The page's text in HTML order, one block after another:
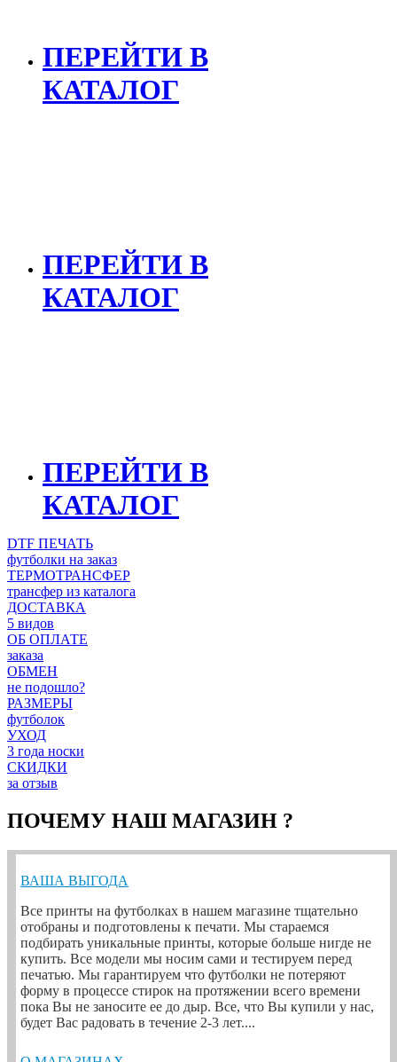
ПЕРЕЙТИ В
КАТАЛОГ
ПЕРЕЙТИ В
КАТАЛОГ
ПЕРЕЙТИ В
КАТАЛОГ
DTF ПЕЧАТЬ
футболки на заказ
ТЕРМОТРАНСФЕР
трансфер из каталога
ДОСТАВКА
5 видов
ОБ ОПЛАТЕ
заказа
ОБМЕН
не подошло?
РАЗМЕРЫ
футболок
УХОД
3 года носки
СКИДКИ
за отзыв
ПОЧЕМУ НАШ МАГАЗИН ?
ВАША ВЫГОДА
Все принты на футболках в нашем магазине тщательно
отобраны и подготовлены к печати. Мы стараемся
подбирать уникальные принты, которые больше нигде не
купить. Все модели мы носим сами и тестируем перед
печатью. Мы гарантируем что футболки не потеряют
форму в процессе стирок на протяжении всего времени
пока Вы не заносите ее до дыр. Все, что Вы купили у нас,
будет Вас радовать в течение 2-3 лет....